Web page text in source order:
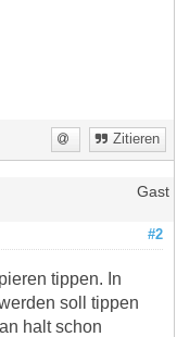
Zitieren
Gast
#2
tippen. In
soll tippen
halt schon